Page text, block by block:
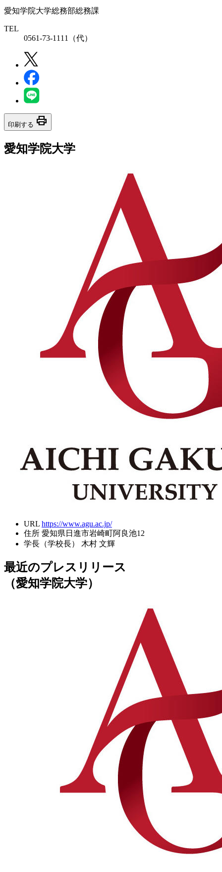
愛知学院大学総務部総務課
TEL
0561-73-1111（代）
印刷する print
愛知学院大学
URL https://www.agu.ac.jp/
住所 愛知県日進市岩崎町阿良池12
学長（学校長）
木村 文輝
最近のプレスリリース
（愛知学院大学）